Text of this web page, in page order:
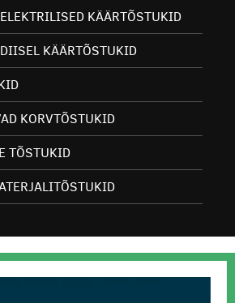
KÄÄRTÕSTUKID
KÄÄRTÕSTUKID
KORVTÕSTUKID
TÕSTUKID